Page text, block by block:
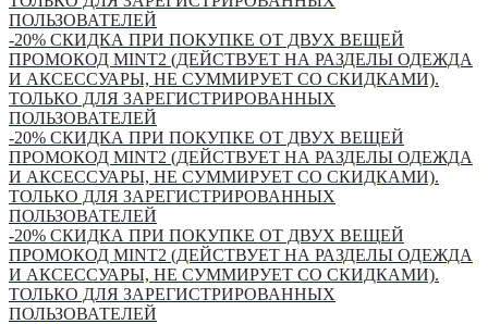
ПОЛЬЗОВАТЕЛЕЙ
-20% СКИДКА ПРИ ПОКУПКЕ ОТ ДВУХ ВЕЩЕЙ
ПРОМОКОД MINT2 (ДЕЙСТВУЕТ НА РАЗДЕЛЫ ОДЕЖДА
И АКСЕССУАРЫ, НЕ СУММИРУЕТ СО СКИДКАМИ).
ТОЛЬКО ДЛЯ ЗАРЕГИСТРИРОВАННЫХ
ПОЛЬЗОВАТЕЛЕЙ
-20% СКИДКА ПРИ ПОКУПКЕ ОТ ДВУХ ВЕЩЕЙ
ПРОМОКОД MINT2 (ДЕЙСТВУЕТ НА РАЗДЕЛЫ ОДЕЖДА
И АКСЕССУАРЫ, НЕ СУММИРУЕТ СО СКИДКАМИ).
ТОЛЬКО ДЛЯ ЗАРЕГИСТРИРОВАННЫХ
ПОЛЬЗОВАТЕЛЕЙ
-20% СКИДКА ПРИ ПОКУПКЕ ОТ ДВУХ ВЕЩЕЙ
ПРОМОКОД MINT2 (ДЕЙСТВУЕТ НА РАЗДЕЛЫ ОДЕЖДА
И АКСЕССУАРЫ, НЕ СУММИРУЕТ СО СКИДКАМИ).
ТОЛЬКО ДЛЯ ЗАРЕГИСТРИРОВАННЫХ
ПОЛЬЗОВАТЕЛЕЙ